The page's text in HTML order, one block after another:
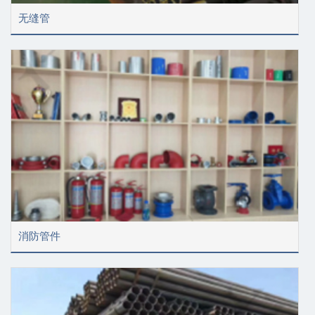
无缝管
消防管件